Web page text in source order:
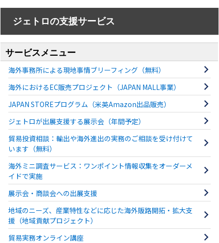
ジェトロの支援サービス
サービスメニュー
海外事務所による現地事情ブリーフィング（無料）
海外におけるEC販売プロジェクト（JAPAN MALL事業）
JAPAN STOREプログラム（米英Amazon出品販売）
ジェトロが出展支援する展示会（年間予定）
貿易投資相談：輸出や海外進出の実務のご相談を受け付けて
います（無料）
海外ミニ調査サービス：ワンポイント情報収集をオーダーメ
イドで実施
展示会・商談会への出展支援
地域のニーズ、産業特性などに応じた海外販路開拓・拡大支
援（地域貢献プロジェクト）
貿易実務オンライン講座